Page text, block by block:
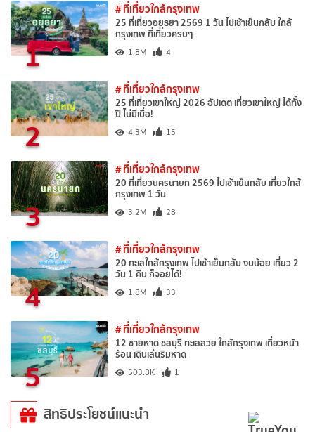
1
# ที่เที่ยวใกล้กรุงเทพ
25 ที่เที่ยวอยุธยา 2569 1 วัน ไปเช้าเย็นกลับ ใกล้
กรุงเทพ ที่เที่ยวครบๆ
1.8M 4
2
# ที่เที่ยวใกล้กรุงเทพ
25 ที่เที่ยวเขาใหญ่ 2026 อัปเดต เที่ยวเขาใหญ่ ได้ทั้ง
ปี ไม่มีเบื่อ!
4.3M 15
3
# ที่เที่ยวใกล้กรุงเทพ
20 ที่เที่ยวนครนายก 2569 ไปเช้าเย็นกลับ เที่ยวใกล้
กรุงเทพ 1 วัน
3.2M 28
4
# ที่เที่ยวใกล้กรุงเทพ
20 ทะเลใกล้กรุงเทพ ไปเช้าเย็นกลับ งบน้อย เที่ยว 2
วัน 1 คืน ก็จอยได้!
1.8M 33
5
# ที่เที่ยวใกล้กรุงเทพ
12 ชายหาด ชลบุรี ทะเลสวย ใกล้กรุงเทพ เที่ยวหน้า
ร้อน เดินเล่นริมหาด
503.8K 1
สิทธิประโยชน์แนะนำ